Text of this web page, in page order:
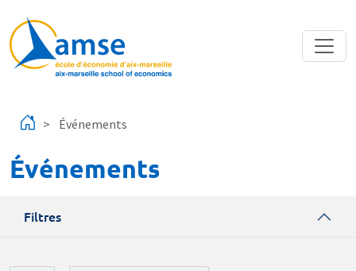
Événements
Événements
Filtres